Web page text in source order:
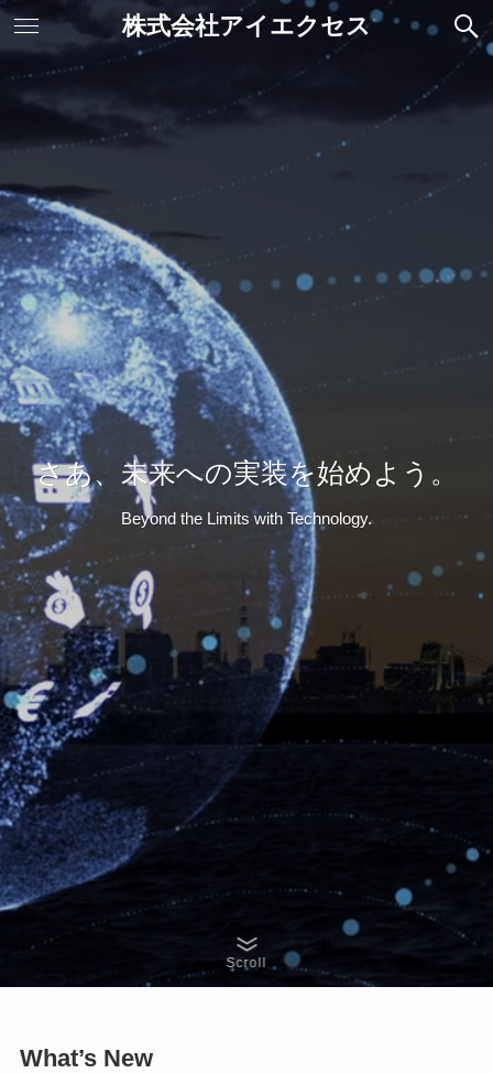
株式会社アイエクセス
さあ、未来への実装を始めよう。
Beyond the Limits with Technology.
Scroll
What’s New